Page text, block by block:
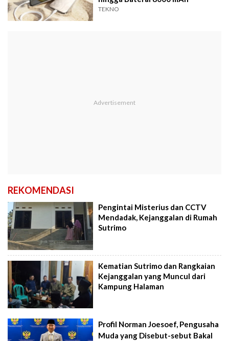
TEKNO
REKOMENDASI
Pengintai Misterius dan CCTV
Mendadak, Kejanggalan di Rumah
Sutrimo
Kematian Sutrimo dan Rangkaian
Kejanggalan yang Muncul dari
Kampung Halaman
Profil Norman Joesoef, Pengusaha
Muda yang Disebut-sebut Bakal